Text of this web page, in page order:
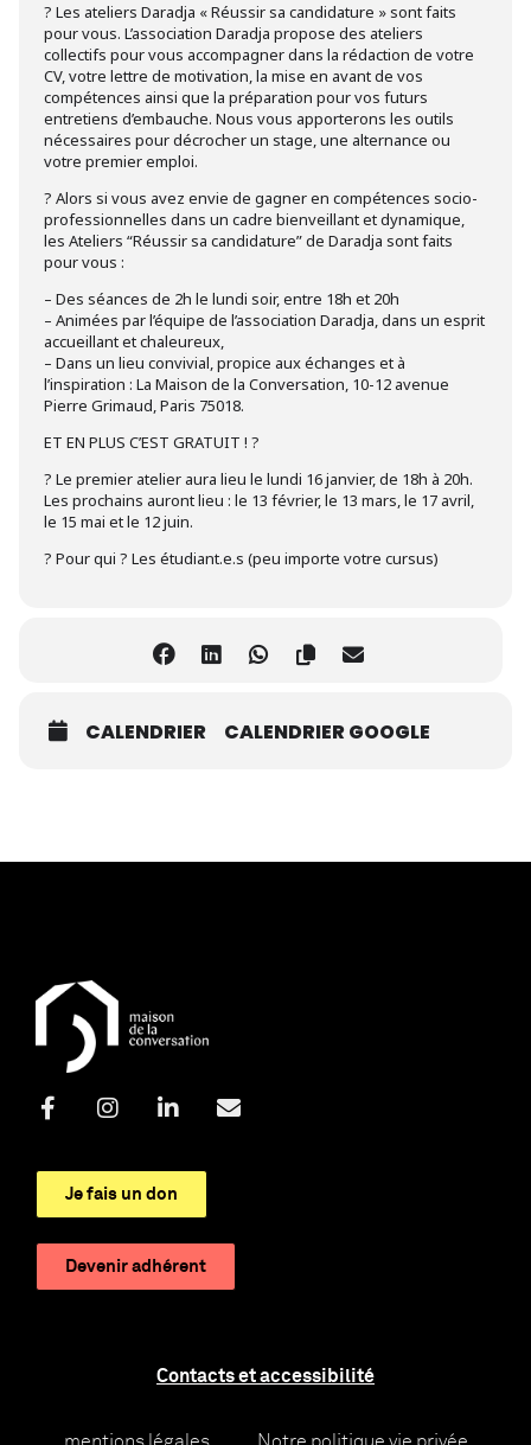
? Les ateliers Daradja « Réussir sa candidature » sont faits
pour vous. L’association Daradja propose des ateliers
collectifs pour vous accompagner dans la rédaction de votre
CV, votre lettre de motivation, la mise en avant de vos
compétences ainsi que la préparation pour vos futurs
entretiens d’embauche. Nous vous apporterons les outils
nécessaires pour décrocher un stage, une alternance ou
votre premier emploi.
? Alors si vous avez envie de gagner en compétences socio-
professionnelles dans un cadre bienveillant et dynamique,
les Ateliers “Réussir sa candidature” de Daradja sont faits
pour vous :
– Des séances de 2h le lundi soir, entre 18h et 20h
– Animées par l’équipe de l’association Daradja, dans un esprit
accueillant et chaleureux,
– Dans un lieu convivial, propice aux échanges et à
l’inspiration : La Maison de la Conversation, 10-12 avenue
Pierre Grimaud, Paris 75018.
ET EN PLUS C’EST GRATUIT ! ?
? Le premier atelier aura lieu le lundi 16 janvier, de 18h à 20h.
Les prochains auront lieu : le 13 février, le 13 mars, le 17 avril,
le 15 mai et le 12 juin.
? Pour qui ? Les étudiant.e.s (peu importe votre cursus)
CALENDRIER CALENDRIER GOOGLE
Je fais un don
Devenir adhérent
Contacts et accessibilité